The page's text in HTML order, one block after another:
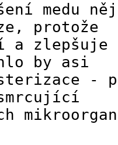
medu
protože
a
by asi
-